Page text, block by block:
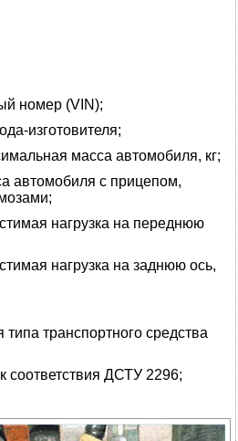
номер (VIN);
изготовителя;
масса автомобиля, кг;
автомобиля с прицепом,
нагрузка на переднюю
нагрузка на заднюю ось,
транспортного средства
соответствия ДСТУ 2296;